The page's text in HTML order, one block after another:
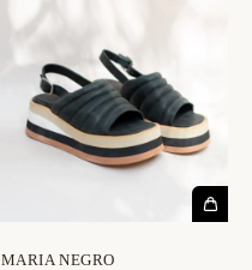
MARIA NEGRO